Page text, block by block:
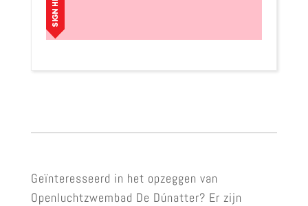
Geïnteresseerd in het opzeggen van
Openluchtzwembad De Dúnatter? Er zijn